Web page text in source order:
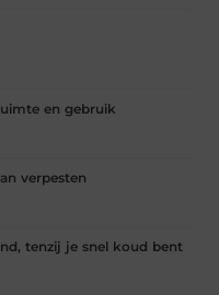
en gebruik
verpesten
tenzij je snel koud bent